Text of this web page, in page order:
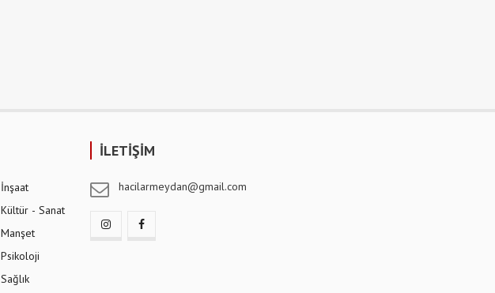
İnşaat
Kültür - Sanat
Manşet
Psikoloji
Sağlık
İLETİŞİM
hacilarmeydan@gmail.com